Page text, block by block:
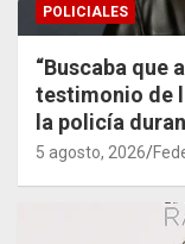
POLICIALES
“Buscaba que
testimonio de
la policía
5 agosto, 2026